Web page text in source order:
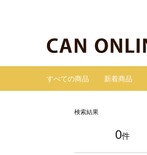
すべての商品 新着商品
検索結果
0件